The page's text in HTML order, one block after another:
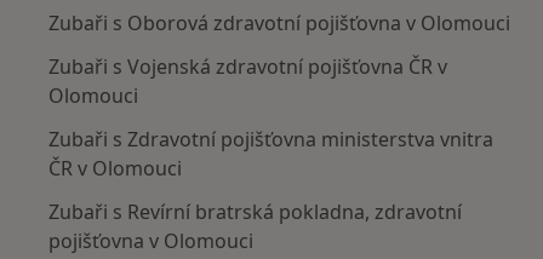
Zubaři s Oborová zdravotní pojišťovna v Olomouci
Zubaři s Vojenská zdravotní pojišťovna ČR v
Olomouci
Zubaři s Zdravotní pojišťovna ministerstva vnitra
ČR v Olomouci
Zubaři s Revírní bratrská pokladna, zdravotní
pojišťovna v Olomouci